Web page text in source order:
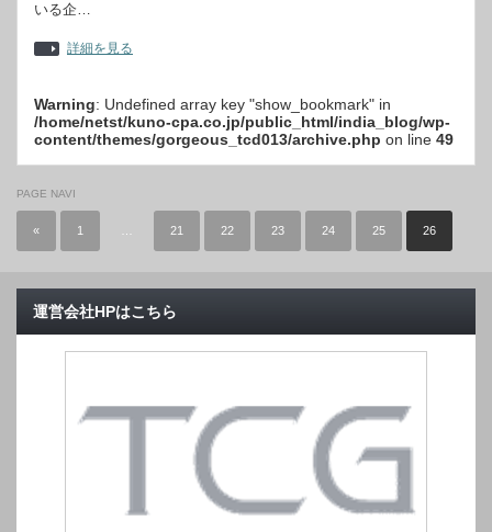
いる企…
詳細を見る
Warning: Undefined array key "show_bookmark" in
/home/netst/kuno-cpa.co.jp/public_html/india_blog/wp-
content/themes/gorgeous_tcd013/archive.php on line 49
PAGE NAVI
« 1 21 22 23 24 25 26
運営会社HPはこちら